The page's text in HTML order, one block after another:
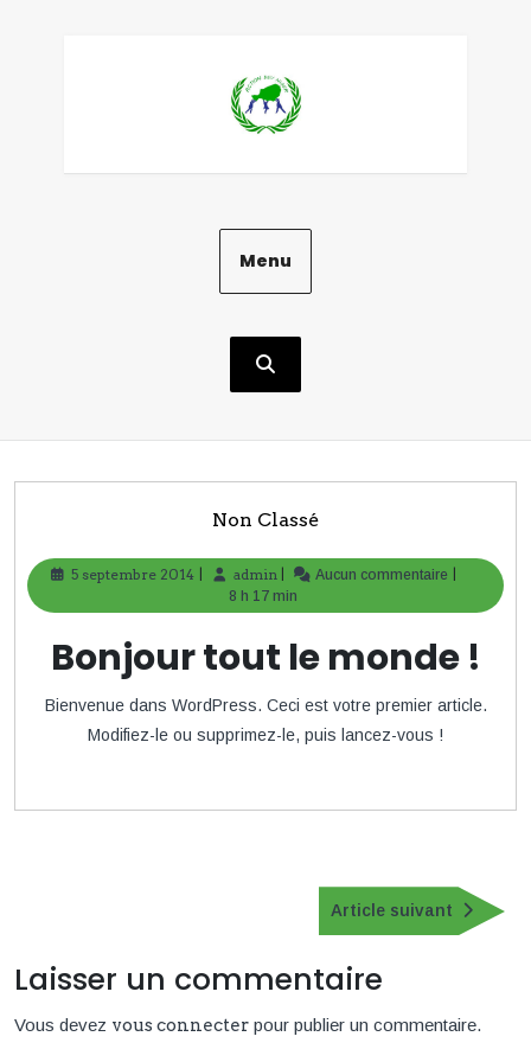
Menu
Non Classé
5 septembre 2014
septembre
2014
| admin admin
| Aucun commentaire |
8 h 17 min
Bonjour tout le monde !
Bienvenue dans WordPress. Ceci est votre premier article.
Modifiez-le ou supprimez-le, puis lancez-vous !
l’article
Article suivant
Article
Laisser un commentaire
Vous devez vous connecter pour publier un commentaire.